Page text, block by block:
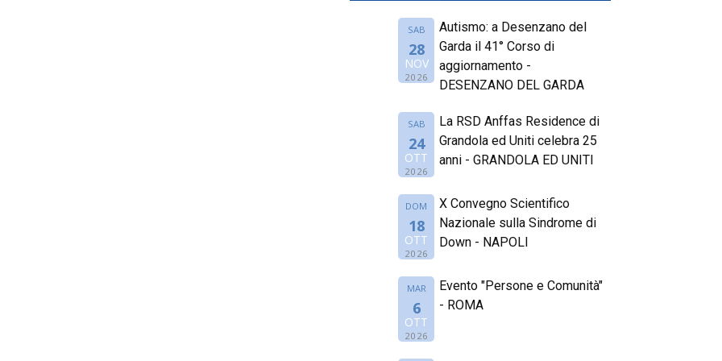
SAB
28
NOV
2026
Autismo: a Desenzano del
Garda il 41° Corso di
aggiornamento -
DESENZANO DEL GARDA
SAB
24
OTT
2026
La RSD Anffas Residence di
Grandola ed Uniti celebra 25
anni - GRANDOLA ED UNITI
DOM
18
OTT
2026
X Convegno Scientifico
Nazionale sulla Sindrome di
Down - NAPOLI
MAR
6
OTT
2026
Evento "Persone e Comunità"
- ROMA